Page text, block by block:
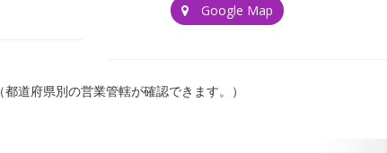
Google Map
（都道府県別の営業管轄が確認できます。）